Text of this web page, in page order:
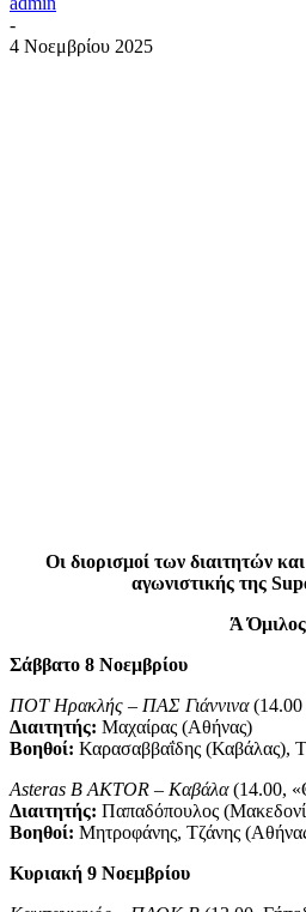
-
4 Νοεμβρίου 2025
Oι διορισμοί των διαιτητών
αγωνιστικής της
Ά Όμιλος
Σάββατο 8 Νοεμβρίου
ΠΟΤ Ηρακλής – ΠΑΣ Γιάννινα(14.00
Διαιτητής: Μαχαίρας (Αθήνας)
Βοηθοί: Καρασαββαΐδης (Καβάλας),
Asteras B AKTOR – Καβάλα(14.00,
Διαιτητής: Παπαδόπουλος
Βοηθοί: Μητροφάνης, Τζάνης
Κυριακή 9 Νοεμβρίου